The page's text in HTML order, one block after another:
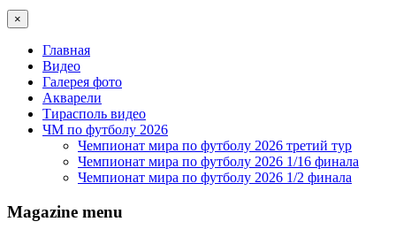
×
Главная
Видео
Галерея фото
Акварели
Тирасполь видео
ЧМ по футболу 2026
Чемпионат мира по футболу 2026 третий тур
Чемпионат мира по футболу 2026 1/16 финала
Чемпионат мира по футболу 2026 1/2 финала
Magazine menu